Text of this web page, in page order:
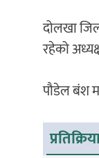
दोलखा
रहेको
पौडेल बंश